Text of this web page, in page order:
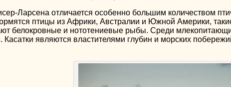
Ларсена отличается особенно большим количеством
птицы из Африки, Австралии и Южной Америки,
белокровные и нототениевые рыбы. Среди
Касатки являются властителями глубин и морских